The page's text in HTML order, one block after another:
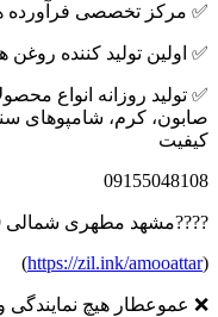
✅ مرکز تخصصی فرآورده
✅ اولین تولید کننده
✅ تولید روزانه انواع
صابون، کرم، شامپوهای
کیفیت
09155048108
????مشهد مطهری شمالی 49
(
https://zil.ink/amooattar
)
❌ عموعطار هیچ نمایندگی